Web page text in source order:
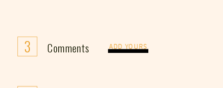
3 Comments ADD YOURS